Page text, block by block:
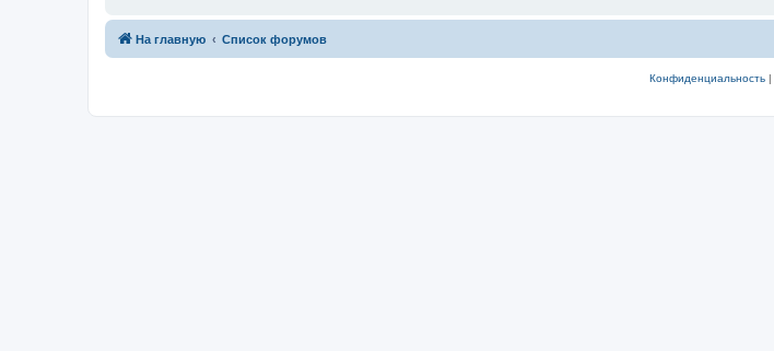
На главную Список форумов
Конфиденциальность|